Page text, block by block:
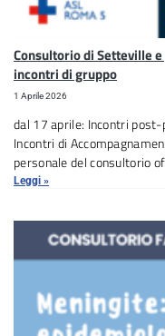
Consultorio di Setteville
incontri di gruppo
1 Aprile 2026
dal 17 aprile: Incontri
Incontri di
personale del consultorio
Leggi »